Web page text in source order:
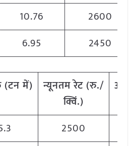
10.76
2600
6.95 2450
(टनमें) न्यूनतमरेट(रु./
क्विं.)
2500